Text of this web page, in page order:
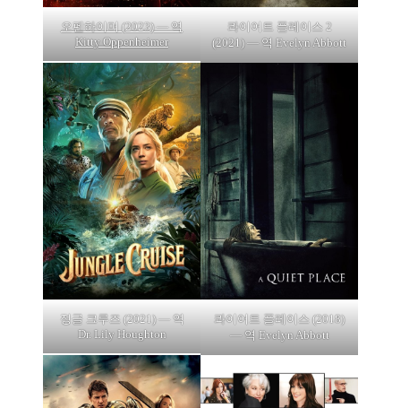
오펜하이머 (2023) — 역
Kitty Oppenheimer
콰이어트 플레이스 2
(2021) — 역 Evelyn Abbott
정글 크루즈 (2021) — 역
Dr. Lily Houghton
콰이어트 플레이스 (2018)
— 역 Evelyn Abbott